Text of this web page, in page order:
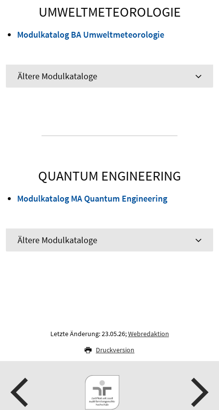
UMWELTMETEOROLOGIE
Modulkatalog BA Umweltmeteorologie
Ältere Modulkataloge
QUANTUM ENGINEERING
Modulkatalog MA Quantum Engineering
Ältere Modulkataloge
Letzte Änderung: 23.05.26;Webredaktion
Druckversion